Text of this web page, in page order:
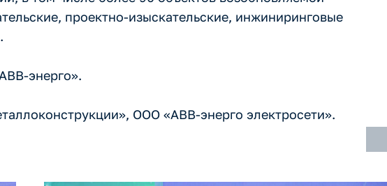
проектно-изыскательские, инжиниринговые
энерго».
ООО «АВВ-энерго электросети».